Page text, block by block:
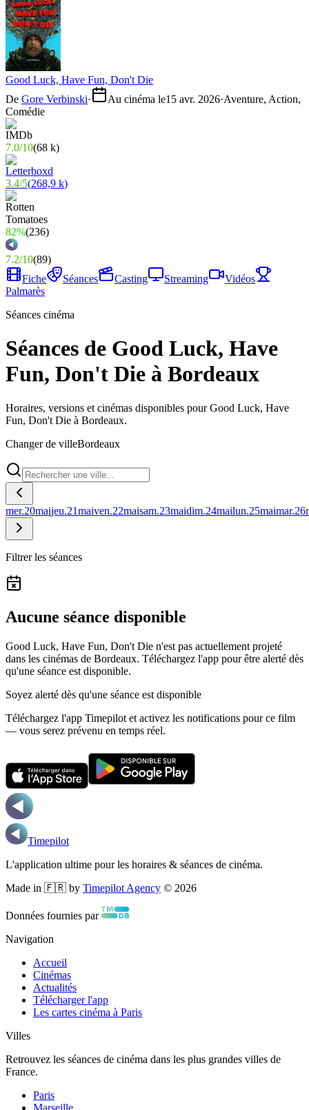
Good Luck, Have Fun, Don't Die
De Gore Verbinski· Au cinéma le15 avr. 2026·Aventure, Action,
Comédie
7.0/10(68 k)
3.4/5(268,9 k)
82%(236)
7.2/10(89)
Fiche
Séances Casting Streaming
Vidéos
Palmarès
Séances cinéma
Séances de Good Luck, Have
Fun, Don't Die à Bordeaux
Horaires, versions et cinémas disponibles pour Good Luck, Have
Fun, Don't Die à Bordeaux.
Changer de villeBordeaux
mer.20maijeu.21maiven.22maisam.23maidim.24mailun.25maimar.26
Filtrer les séances
Aucune séance disponible
Good Luck, Have Fun, Don't Die n'est pas actuellement projeté
dans les cinémas de Bordeaux. Téléchargez l'app pour être alerté dès
qu'une séance est disponible.
Soyez alerté dès qu'une séance est disponible
Téléchargez l'app Timepilot et activez les notifications pour ce film
— vous serez prévenu en temps réel.
Timepilot
L'application ultime pour les horaires & séances de cinéma.
Made in 🇫🇷 by Timepilot Agency © 2026
Données fournies par
Navigation
Accueil
Cinémas
Actualités
Télécharger l'app
Les cartes cinéma à Paris
Villes
Retrouvez les séances de cinéma dans les plus grandes villes de
France.
Paris
Marseille